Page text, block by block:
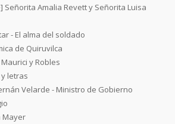
Señorita Amalia Revett y Señorita Luisa
- El alma del soldado
de Quiruvilca
y Robles
letras
Velarde - Ministro de Gobierno
Mayer